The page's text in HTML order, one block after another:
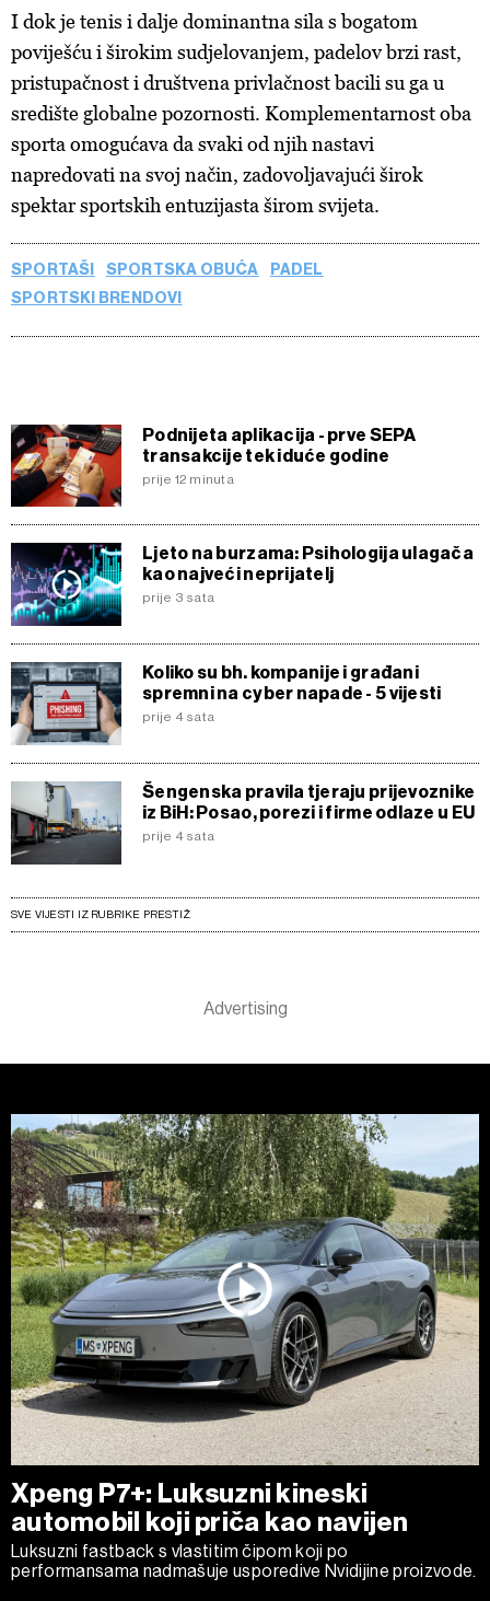
I dok je tenis i dalje dominantna sila s bogatom
poviješću i širokim sudjelovanjem, padelov brzi rast,
pristupačnost i društvena privlačnost bacili su ga u
središte globalne pozornosti. Komplementarnost oba
sporta omogućava da svaki od njih nastavi
napredovati na svoj način, zadovoljavajući širok
spektar sportskih entuzijasta širom svijeta.
SPORTAŠI SPORTSKA OBUĆA
PADEL
SPORTSKI BRENDOVI
Podnijeta aplikacija - prve SEPA
transakcije tek iduće godine
prije 12 minuta
Ljeto na burzama: Psihologija ulagača
kao najveći neprijatelj
prije 3 sata
Koliko su bh. kompanije i građani
spremni na cyber napade - 5 vijesti
prije 4 sata
Šengenska pravila tjeraju prijevoznike
iz BiH: Posao, porezi i firme odlaze u EU
prije 4 sata
SVE VIJESTI IZ RUBRIKE PRESTIŽ
Xpeng P7+: Luksuzni kineski
automobil koji priča kao navijen
Luksuzni fastback s vlastitim čipom koji po
performansama nadmašuje usporedive Nvidijine proizvode.